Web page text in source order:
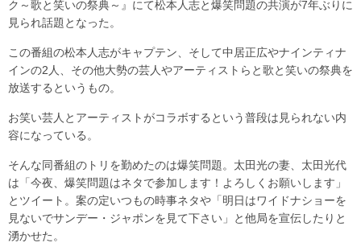
ク～歌と笑いの祭典～』にて松本人志と爆笑問題の共演が7年ぶりに
見られ話題となった。
この番組の松本人志がキャプテン、そして中居正広やナインティナ
インの2人、その他大勢の芸人やアーティストらと歌と笑いの祭典を
放送するというもの。
お笑い芸人とアーティストがコラボするという普段は見られない内
容になっている。
そんな同番組のトリを勤めたのは爆笑問題。太田光の妻、太田光代
は「今夜、爆笑問題はネタで参加します！よろしくお願いします」
とツイート。案の定いつもの時事ネタや「明日はワイドナショーを
見ないでサンデー・ジャポンを見て下さい」と他局を宣伝したりと
湧かせた。